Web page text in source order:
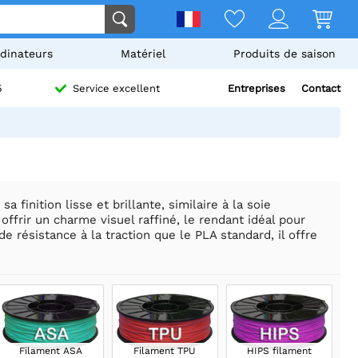
Matériel Produits de saison
Service excellent Entreprises Contact
finition lisse et brillante, similaire à la soie
un charme visuel raffiné, le rendant idéal pour
résistance à la traction que le PLA standard, il offre
Filament ASA Filament TPU HIPS filament